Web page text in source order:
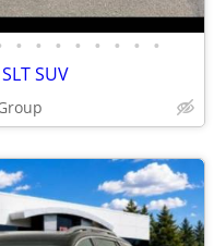
• • • • • • • •
SUV